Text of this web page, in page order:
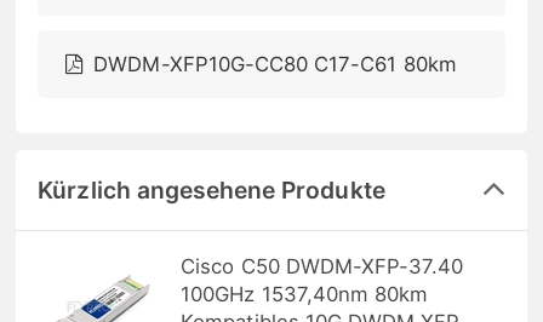
DWDM-XFP10G-CC80 C17-C61 80km
Kürzlich angesehene Produkte
Cisco C50 DWDM-XFP-37.40
100GHz 1537,40nm 80km